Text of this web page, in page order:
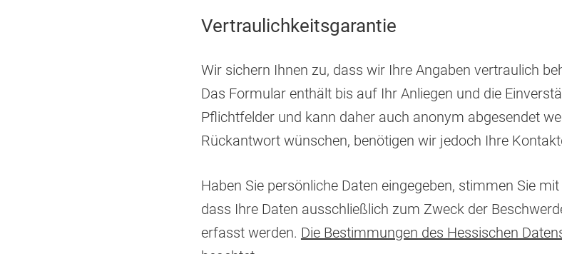
Vertraulichkeitsgarantie
Wir sichern Ihnen zu, dass wir Ihre Angaben vertraulich
Das Formular enthält bis auf Ihr Anliegen und die
Pflichtfelder und kann daher auch anonym abgesendet
Rückantwort wünschen, benötigen wir jedoch Ihre
Haben Sie persönliche Daten eingegeben, stimmen Sie
dass Ihre Daten ausschließlich zum Zweck der
erfasst werden. Die Bestimmungen des Hessischen